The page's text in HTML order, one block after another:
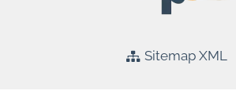
Sitemap XML